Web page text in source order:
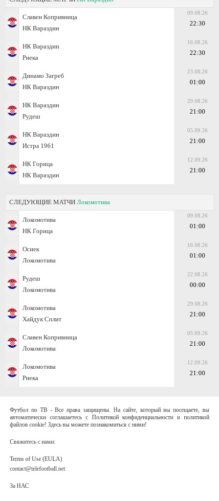
Славен Копривница
НК Вараздин
09.08.26
22:30
НК Вараздин
Риека
16.08.26
22:30
Динамо Загреб
НК Вараздин
23.08.26
01:00
НК Вараздин
Рудеш
29.08.26
21:00
НК Вараздин
Истра 1961
05.09.26
21:00
НК Горица
НК Вараздин
12.09.26
21:00
СЛЕДУЮЩИЕ МАТЧИ Локомотива
Локомотива
НК Горица
09.08.26
01:00
Осиек
Локомотива
16.08.26
01:00
Рудеш
Локомотива
22.08.26
00:00
Локомотива
Хайдук Сплит
29.08.26
21:00
Славен Копривница
Локомотива
05.09.26
21:00
Локомотива
Риека
12.09.26
21:00
Футбол по ТВ - Все права защищены. На сайте, который вы посещаете, вы
автоматически соглашаетесь с Политикой конфиденциальности и политикой
файлов cookie! Здесь вы можете познакомиться с ними!
Свяжитесь с нами:
Terms of Use (EULA)
contact@telefootball.net
За НАС